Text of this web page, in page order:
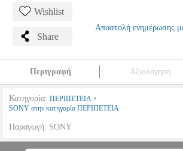
Wishlist
Share
Αποστολή ενημέρωσης
Περιγραφή Αξιολόγηση
Κατηγορία: ΠΕΡΙΠΕΤΕΙΑ •
SONY στην κατηγορία ΠΕΡΙΠΕΤΕΙΑ
Παραγωγή: SONY